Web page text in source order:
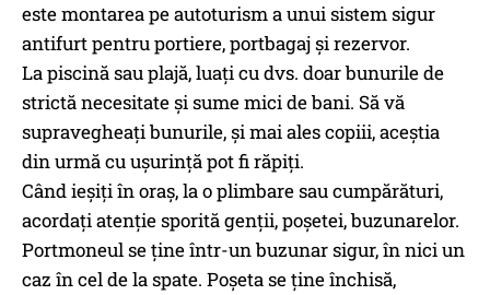
este montarea pe autoturism a unui sistem sigur
antifurt pentru portiere, portbagaj și rezervor.
La piscină sau plajă, luați cu dvs. doar bunurile de
strictă necesitate și sume mici de bani. Să vă
supravegheați bunurile, și mai ales copiii, aceștia
din urmă cu ușurință pot fi răpiți.
Când ieșiți în oraș, la o plimbare sau cumpărături,
acordați atenție sporită genții, poșetei, buzunarelor.
Portmoneul se ține într-un buzunar sigur, în nici un
caz în cel de la spate. Poșeta se ține închisă,